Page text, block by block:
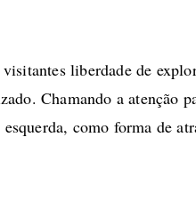
liberdade de
Chamando a atenção
como forma de